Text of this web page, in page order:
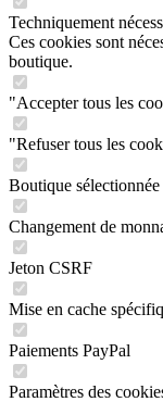
Techniquement
Ces cookies sont
boutique.
"Accepter tous les
"Refuser tous les
Boutique sélectionnée
Changement de
Jeton CSRF
Mise en cache
Paiements PayPal
Paramètres des